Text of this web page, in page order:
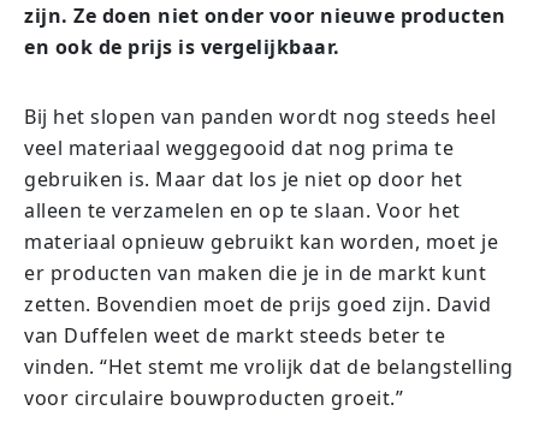
zijn. Ze doen niet onder voor nieuwe producten
en ook de prijs is vergelijkbaar.
Bij het slopen van panden wordt nog steeds heel
veel materiaal weggegooid dat nog prima te
gebruiken is. Maar dat los je niet op door het
alleen te verzamelen en op te slaan. Voor het
materiaal opnieuw gebruikt kan worden, moet je
er producten van maken die je in de markt kunt
zetten. Bovendien moet de prijs goed zijn. David
van Duffelen weet de markt steeds beter te
vinden. “Het stemt me vrolijk dat de belangstelling
voor circulaire bouwproducten groeit.”